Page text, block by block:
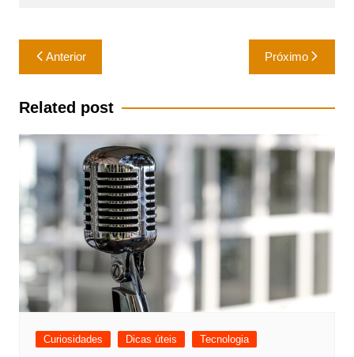
Navegação
de
Post
Anterior Próximo
Related post
Curiosidades Dicas úteis Tecnologia